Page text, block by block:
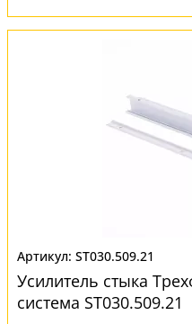
ST030.509.21
Усилитель стыка
система ST030.509.21